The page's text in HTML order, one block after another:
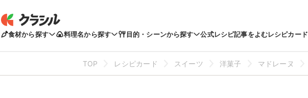
食材から探す 料理名から探す 目的・シーンから探す 公式レシピ記事をよむレシピカード
TOP レシピカード スイーツ 洋菓子 マドレーヌ